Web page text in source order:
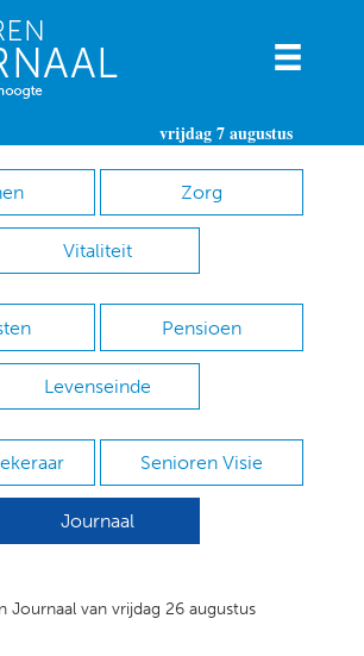
vrijdag 7 augustus
Zorg
Vitaliteit
Pensioen
Levenseinde
Senioren Visie
Journaal
Journaal van vrijdag 26 augustus